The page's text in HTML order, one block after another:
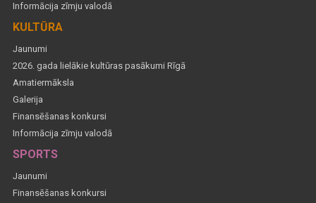
Informācija zīmju valodā
KULTŪRA
Jaunumi
2026. gada lielākie kultūras pasākumi Rīgā
Amatiermāksla
Galerija
Finansēšanas konkursi
Informācija zīmju valodā
SPORTS
Jaunumi
Finansēšanas konkursi